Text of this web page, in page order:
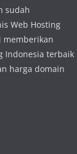
sudah
Web Hosting
memberikan
Indonesia terbaik
harga domain